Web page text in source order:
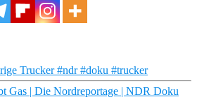
Trucker #ndr #doku #trucker
Gas | Die Nordreportage | NDR Doku